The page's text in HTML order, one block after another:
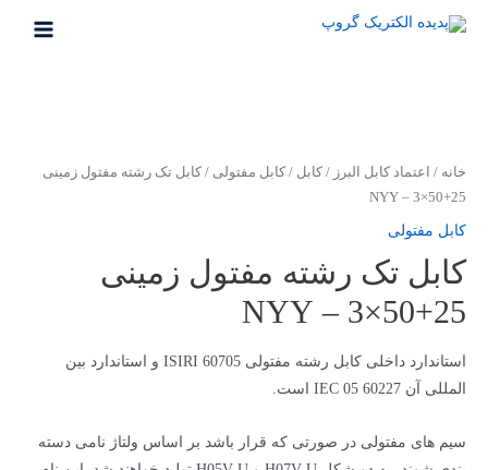
پرش
خانه / اعتماد کابل البرز / کابل / کابل مفتولی / کابل تک رشته مفتول زمینی
25+50×3 – NYY
کابل مفتولی
کابل تک رشته مفتول زمینی
25+50×3 – NYY
استاندارد داخلی کابل رشته مفتولی ISIRI 60705 و استاندارد بین
المللی آن IEC 05 60227 است.
سیم های مفتولی در صورتی که قرار باشد بر اساس ولتاژ نامی دسته